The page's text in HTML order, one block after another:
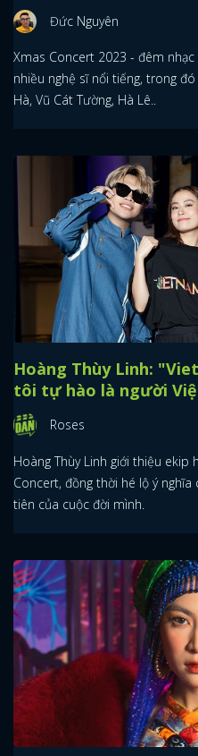
Đức Nguyên
Xmas Concert 2023 - đêm
nhiều nghệ sĩ nổi tiếng, trong
Hà, Vũ Cát Tường, Hà Lê..
Hoàng Thùy Linh:
tôi tự hào là người
Roses
Hoàng Thùy Linh giới thiệu ekip
Concert, đồng thời hé lộ ý
tiên của cuộc đời mình.